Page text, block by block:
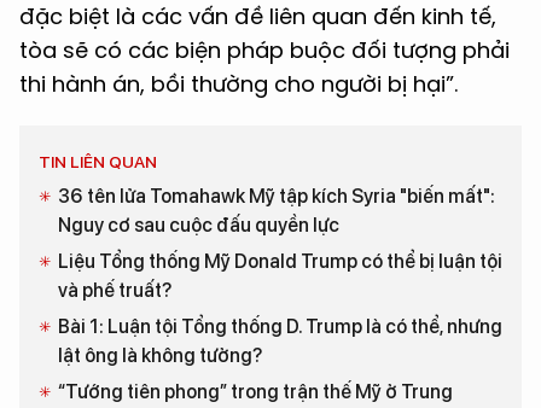
đặc biệt là các vấn đề liên quan đến kinh tế,
tòa sẽ có các biện pháp buộc đối tượng phải
thi hành án, bồi thường cho người bị hại”.
TIN LIÊN QUAN
36 tên lửa Tomahawk Mỹ tập kích Syria "biến mất":
Nguy cơ sau cuộc đấu quyền lực
Liệu Tổng thống Mỹ Donald Trump có thể bị luận tội
và phế truất?
Bài 1: Luận tội Tổng thống D. Trump là có thể, nhưng
lật ông là không tưởng?
“Tướng tiên phong” trong trận thế Mỹ ở Trung